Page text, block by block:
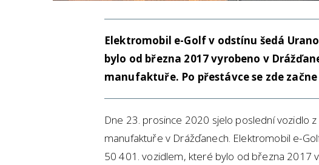
Elektromobil e-Golf v odstínu šedá
bylo od března 2017 vyrobeno v
manufaktuře. Po přestávce se zde
Dne 23. prosince 2020 sjelo poslední vozidlo
manufaktuře v Drážďanech. Elektromobil e-
50 401. vozidlem, které bylo od března 2017